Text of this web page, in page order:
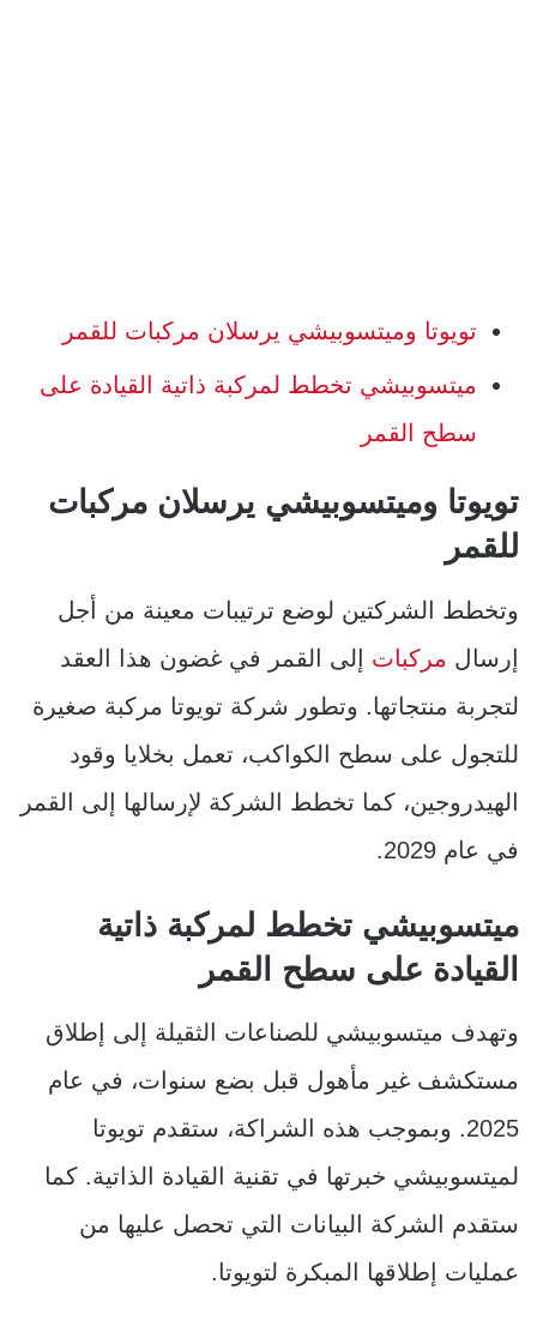
تويوتا وميتسوبيشي يرسلان مركبات للقمر
ميتسوبيشي تخطط لمركبة ذاتية القيادة على
سطح القمر
تويوتا وميتسوبيشي يرسلان مركبات
للقمر
وتخطط الشركتين لوضع ترتيبات معينة من أجل
إرسال مركبات إلى القمر في غضون هذا العقد
لتجربة منتجاتها. وتطور شركة تويوتا مركبة صغيرة
للتجول على سطح الكواكب، تعمل بخلايا وقود
الهيدروجين، كما تخطط الشركة لإرسالها إلى القمر
في عام 2029.
ميتسوبيشي تخطط لمركبة ذاتية
القيادة على سطح القمر
وتهدف ميتسوبيشي للصناعات الثقيلة إلى إطلاق
مستكشف غير مأهول قبل بضع سنوات، في عام
2025. وبموجب هذه الشراكة، ستقدم تويوتا
لميتسوبيشي خبرتها في تقنية القيادة الذاتية. كما
ستقدم الشركة البيانات التي تحصل عليها من
عمليات إطلاقها المبكرة لتويوتا.